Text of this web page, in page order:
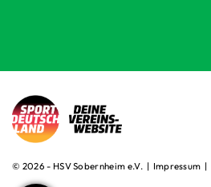
© 2026 - HSV Sobernheim e.V. | Impressum |